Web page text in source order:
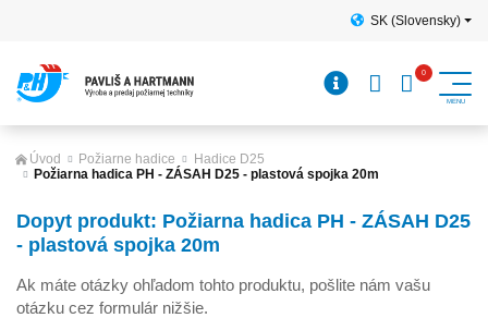
SK (Slovensky)
Úvod Požiarne hadice
Hadice D25
Požiarna hadica PH - ZÁSAH D25 - plastová spojka 20m
Dopyt produkt: Požiarna hadica PH - ZÁSAH D25
- plastová spojka 20m
Ak máte otázky ohľadom tohto produktu, pošlite nám vašu
otázku cez formulár nižšie.